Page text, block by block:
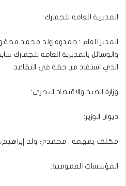
المديرية العامة للجمارك:
المدير العام : حمدوه ولد محمد
والوسائل بالمديرية العامة للجمارك
الذي استفاد من حقه في التقاعد.
وزارة الصيد والاقتصاد البحري:
ديوان الوزير:
مكلف بمهمة : محمدي ولد إبراهيم،
المؤسسات العمومية: